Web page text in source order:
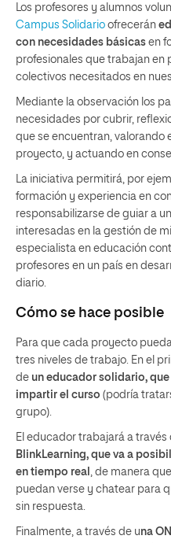
Los profesores y alumnos
Campus Solidario ofrecerán
con necesidades básicas en
profesionales que trabajan en
colectivos necesitados en
Mediante la observación los
necesidades por cubrir,
que se encuentran, valorando
proyecto, y actuando en
La iniciativa permitirá, por
formación y experiencia en
responsabilizarse de guiar a
interesadas en la gestión de
especialista en educación
profesores en un país en
diario.
Cómo se hace posible
Para que cada proyecto
tres niveles de trabajo. En el
de un educador solidario,
impartir el curso (podría
grupo).
El educador trabajará a través
BlinkLearning, que va a
en tiempo real , de manera
puedan verse y chatear para
sin respuesta.
Finalmente, a través de una